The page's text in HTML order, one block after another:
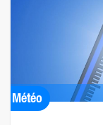
Météo